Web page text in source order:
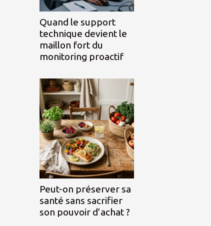
Quand le support
technique devient le
maillon fort du
monitoring proactif
Peut-on préserver sa
santé sans sacrifier
son pouvoir d’achat ?